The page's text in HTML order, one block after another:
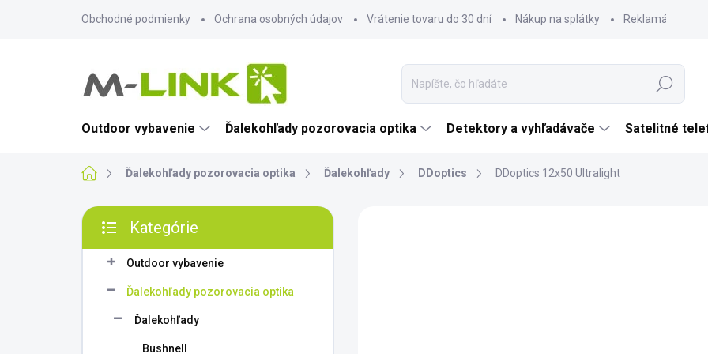
Obchodné podmienky Ochrana osobných údajov Vrátenie tovaru do 30 dní Nákup na splátky Reklamácia
Hľadať
Outdoor vybavenie Ďalekohľady pozorovacia optika Detektory a vyhľadávače Satelitné
DomovĎalekohľady pozorovacia optika Ďalekohľady DDoptics DDoptics 12x50 Ultralight
B
č
kategórie
Kategórie
Outdoor vybavenie
Ďalekohľady pozorovacia optika
Ďalekohľady
Bushnell